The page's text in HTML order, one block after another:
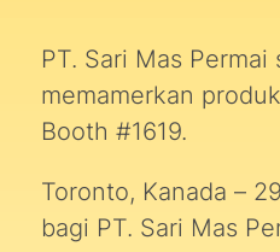
PT. Sari Mas
memamerkan
Booth #1619.
Toronto, Kanada –
bagi PT. Sari Mas